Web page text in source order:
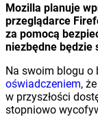
Mozilla planuje
przeglądarce
za pomocą
niezbędne będzie
Na swoim blogu o
oświadczeniem,
w przyszłości
stopniowo